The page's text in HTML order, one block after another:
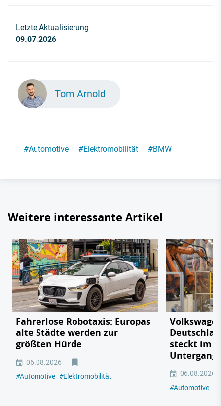
Letzte Aktualisierung
09.07.2026
Tom Arnold
#Automotive #Elektromobilität #BMW
Weitere interessante Artikel
Fahrerlose Robotaxis: Europas
alte Städte werden zur
größten Hürde
06.08.2026
#Automotive #Elektromobilität
steckt im
Untergang
06.08.2026
#Automotive